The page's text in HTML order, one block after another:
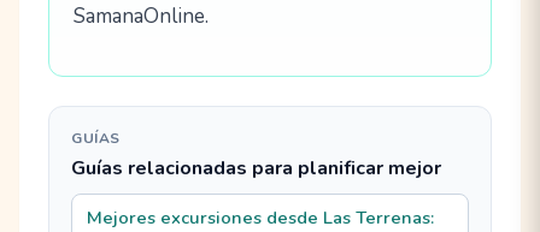
SamanaOnline.
GUÍAS
Guías relacionadas para planificar mejor
Mejores excursiones desde Las Terrenas: